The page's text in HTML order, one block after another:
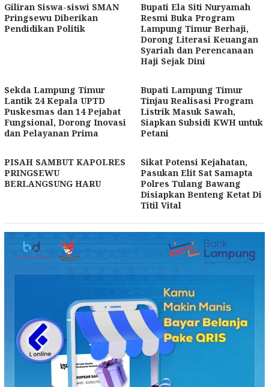
Giliran Siswa-siswi SMAN
Pringsewu Diberikan
Pendidikan Politik
Bupati Ela Siti Nuryamah
Resmi Buka Program
Lampung Timur Berhaji,
Dorong Literasi Keuangan
Syariah dan Perencanaan
Haji Sejak Dini
Sekda Lampung Timur
Lantik 24 Kepala UPTD
Puskesmas dan 14 Pejabat
Fungsional, Dorong Inovasi
dan Pelayanan Prima
Bupati Lampung Timur
Tinjau Realisasi Program
Listrik Masuk Sawah,
Siapkan Subsidi KWH untuk
Petani
PISAH SAMBUT KAPOLRES
PRINGSEWU
BERLANGSUNG HARU
Sikat Potensi Kejahatan,
Pasukan Elit Sat Samapta
Polres Tulang Bawang
Disiapkan Benteng Ketat Di
Titil Vital